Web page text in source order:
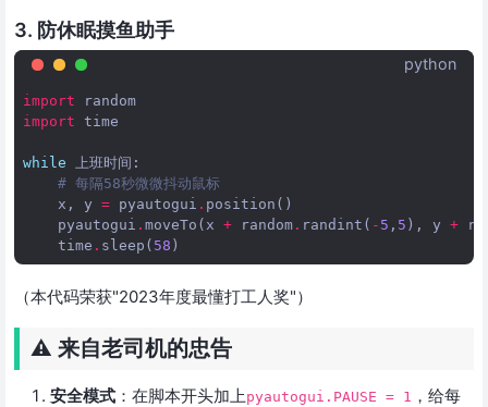
3. 防休眠摸鱼助手
python
import
random
import time
while 上班时间 :
# 每隔58秒微微抖动鼠标
x , y = pyautogui . position ()
pyautogui . moveTo ( x + random . randint ( - 5 , 5 ), y +
time . sleep ( 58 )
（本代码荣获"2023年度最懂打工人奖"）
⚠️ 来自老司机的忠告
安全模式 ：在脚本开头加上pyautogui.PAUSE = 1 ，给每